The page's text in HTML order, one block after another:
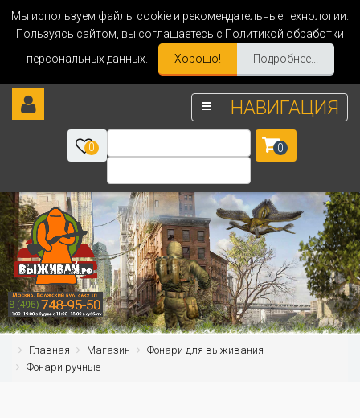
Мы используем файлы cookie и рекомендательные технологии.
Пользуясь сайтом, вы соглашаетесь с Политикой обработки
персональных данных.
Хорошо! Подробнее...
НАВИГАЦИЯ
0 0
Главная Магазин
Фонари для выживания
Фонари ручные